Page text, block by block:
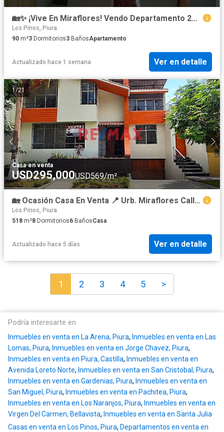
🏡✨ ¡Vive En Miraflores! Vendo Departamento 2Do Piso Con Balcón – En Av. Principal✨
Los Pinos, Piura
90 m²3 Dormitorios3 BañosApartamento
Actualizado hace 1 semana Ver en detalle
1/21
Casa·en venta
USD295,000USD569/m²
🏡 Ocasión Casa En Venta 📍 Urb. Miraflores Calle Los Almendros Num 149 📏 A.T 336 M2 (12 X 28) 📏 A.C 518
Los Pinos, Piura
518 m²8 Dormitorios6 BañosCasa
Actualizado hace 5 días Ver en detalle
1 2 3 4 5 >
Podría interesarte en
Inmuebles en venta en La Arena, Piura, Inmuebles en venta en Las
Lomas, Piura, Inmuebles en venta en Jorge Chavez, Piura,
Inmuebles en venta en Piura, Castilla, Inmuebles en venta en
Avenida Loreto Norte, Inmuebles en venta en San Cristobal, Piura,
Inmuebles en venta en Gardenias, Piura, Inmuebles en venta en
San Miguel, Piura, Inmuebles en venta en Pachitea, Piura,
Inmuebles en venta en Los Naranjos, Piura, Inmuebles en venta en
Virgen Del Carmen, Bellavista, Inmuebles en venta en Santa Julia
Casas en venta en Los Pinos, Piura, Departamentos en venta en